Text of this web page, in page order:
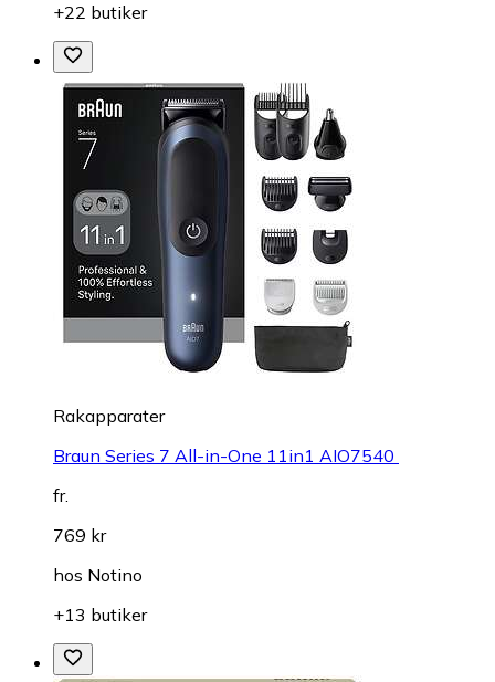
+22 butiker
Rakapparater
Braun Series 7 All-in-One 11in1 AIO7540
fr.
769 kr
hos Notino
+13 butiker